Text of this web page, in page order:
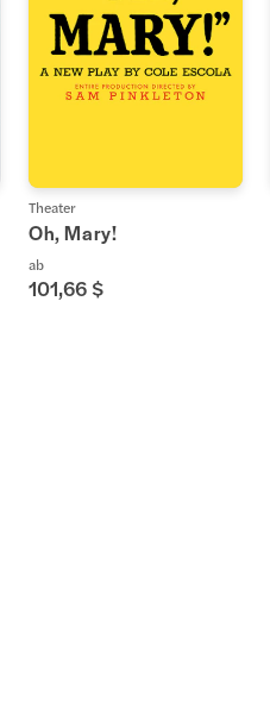
Theater
Oh, Mary!
ab
101,66 $